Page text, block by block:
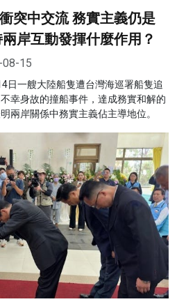
突中交流 務實主義仍是
岸互動發揮什麼作用？
15
日一艘大陸船隻遭台灣海巡署船隻追
幸身故的撞船事件，達成務實和解的
兩岸關係中務實主義佔主導地位。